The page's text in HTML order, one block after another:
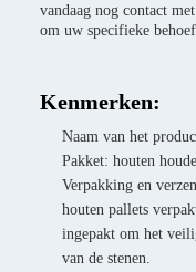
vandaag nog contact
om uw specifieke
Kenmerken:
Naam van het
Pakket: houten
Verpakking en
houten pallets
ingepakt om het
van de stenen.